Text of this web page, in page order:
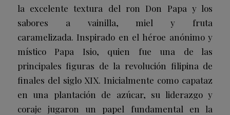
la excelente textura del ron Don Papa y los
sabores a vainilla, miel y fruta
caramelizada. Inspirado en el héroe anónimo y
místico Papa Isio, quien fue una de las
principales figuras de la revolución filipina de
finales del siglo XIX. Inicialmente como capataz
en una plantación de azúcar, su liderazgo y
coraje jugaron un papel fundamental en la